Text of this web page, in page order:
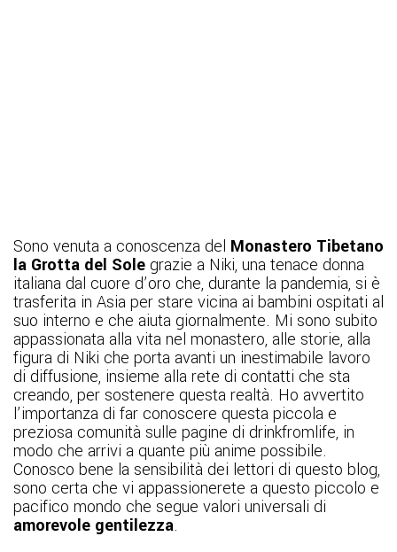
Sono venuta a conoscenza del Monastero Tibetano
la Grotta del Sole grazie a Niki, una tenace donna
italiana dal cuore d’oro che, durante la pandemia, si è
trasferita in Asia per stare vicina ai bambini ospitati al
suo interno e che aiuta giornalmente. Mi sono subito
appassionata alla vita nel monastero, alle storie, alla
figura di Niki che porta avanti un inestimabile lavoro
di diffusione, insieme alla rete di contatti che sta
creando, per sostenere questa realtà. Ho avvertito
l’importanza di far conoscere questa piccola e
preziosa comunità sulle pagine di drinkfromlife, in
modo che arrivi a quante più anime possibile.
Conosco bene la sensibilità dei lettori di questo blog,
sono certa che vi appassionerete a questo piccolo e
pacifico mondo che segue valori universali di
amorevole gentilezza.